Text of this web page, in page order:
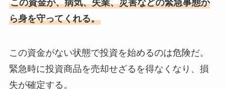
この資金が、病気、失業、災害などの緊急事態か
ら身を守ってくれる。
この資金がない状態で投資を始めるのは危険だ。
緊急時に投資商品を売却せざるを得なくなり、損
失が確定する。